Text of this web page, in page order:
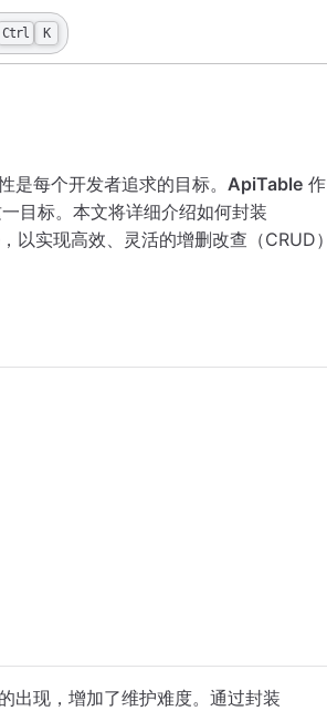
Ctrl K
每个开发者追求的目标。 ApiTable 作
目标。本文将详细介绍如何封装
，以实现高效、灵活的增删改查（CRUD）
出现，增加了维护难度。通过封装